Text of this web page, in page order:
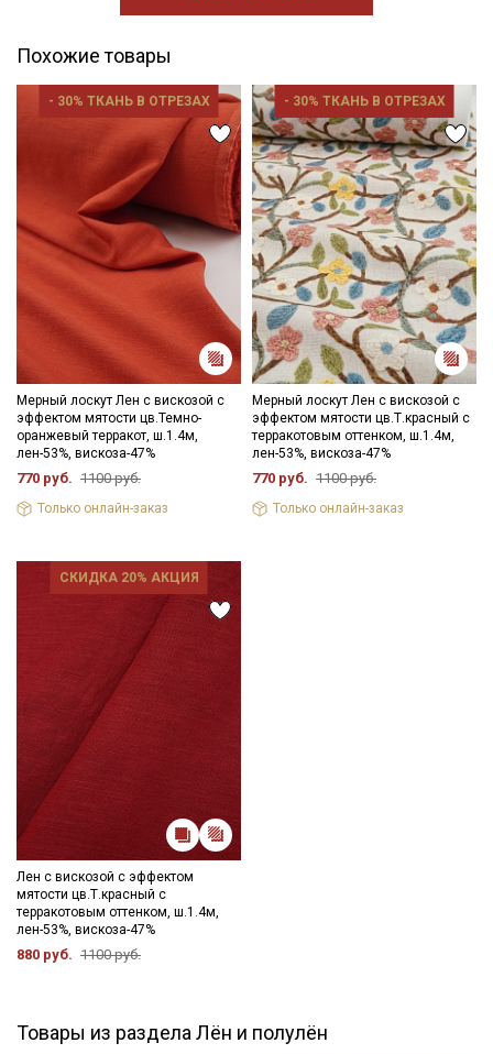
Похожие товары
- 30% ТКАНЬ В ОТРЕЗАХ
Мерный лоскут Лен с вискозой с
эффектом мятости цв.Темно-
оранжевый терракот, ш.1.4м,
лен-53%, вискоза-47%
770 руб. 1100 руб.
Только онлайн-заказ
- 30% ТКАНЬ В ОТРЕЗАХ
Мерный лоскут Лен с вискозой с
эффектом мятости цв.Т.красный с
терракотовым оттенком, ш.1.4м,
лен-53%, вискоза-47%
770 руб. 1100 руб.
Только онлайн-заказ
СКИДКА 20% АКЦИЯ
Лен с вискозой с эффектом
мятости цв.Т.красный с
терракотовым оттенком, ш.1.4м,
лен-53%, вискоза-47%
880 руб. 1100 руб.
Товары из раздела Лён и полулён